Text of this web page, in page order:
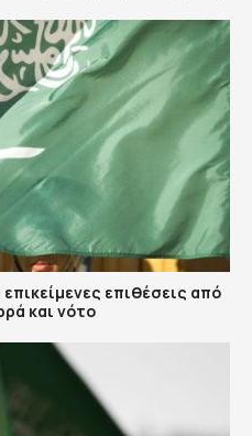
επιθέσεις από
και νότο